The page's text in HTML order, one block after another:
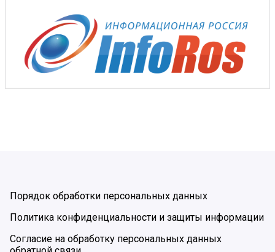
Порядок обработки персональных данных
Политика конфиденциальности и защиты информации
Согласие на обработку персональных данных